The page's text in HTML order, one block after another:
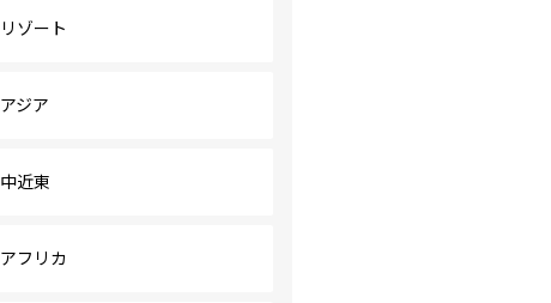
リゾート
アジア
中近東
アフリカ